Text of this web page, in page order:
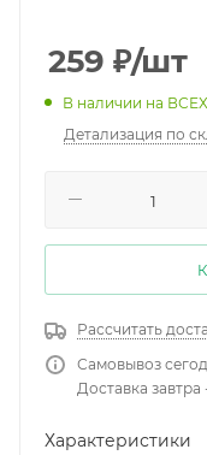
259 ₽/шт
В наличии на ВСЕХ
Детализация по
Рассчитать
Самовывоз
Доставка завтра
Характеристики